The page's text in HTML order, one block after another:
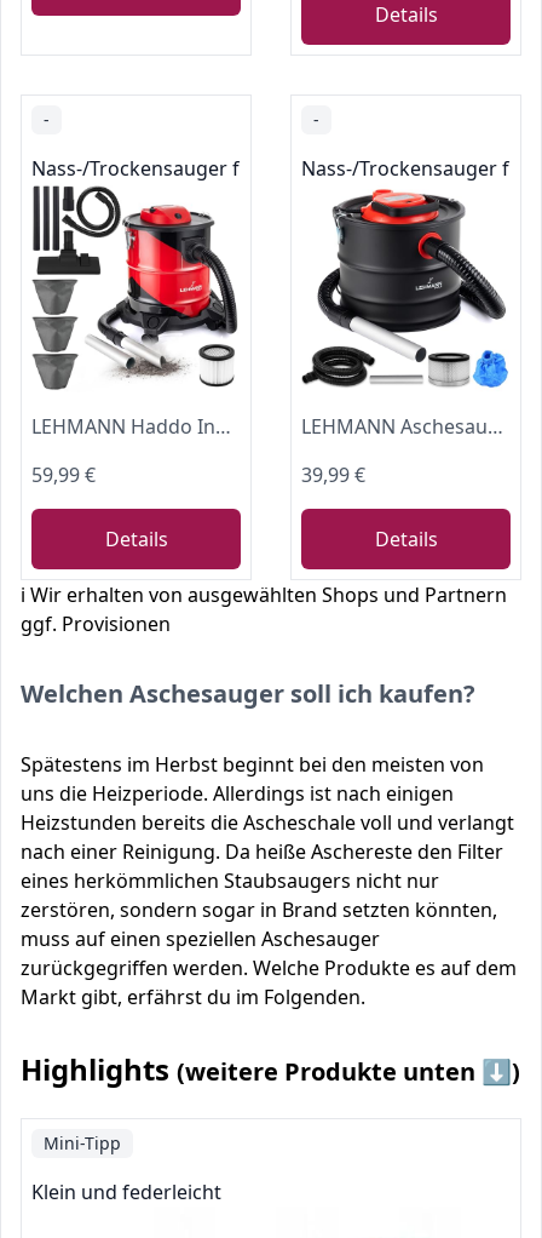
Details
-
Nass-/Trockensauger für Werkstätten
LEHMANN Haddo Industriestaubsauger 2000W | Aschesauger für Kamin mit Doppelfilteranlage | Kaminsauger Ascheschlucker | Nass Trockensauger mit 20 Liter Edelstahltank, Rot/Schwarz
59,99 €
Details
-
Nass-/Trockensauger für
LEHMANN Aschesauger 15L - Kaminsauger für hohe Temperaturen - robustem Metalltank - Waschbar HEPA-Filter im Metallgehäuse - Blasfunktion - Aschestaubsauger ideal für Kamin, Pelletofen und Grill
39,99 €
Details
ℹ️ Wir erhalten von ausgewählten Shops und Partnern
ggf. Provisionen
Welchen Aschesauger soll ich kaufen?
Spätestens im Herbst beginnt bei den meisten von
uns die Heizperiode. Allerdings ist nach einigen
Heizstunden bereits die Ascheschale voll und verlangt
nach einer Reinigung. Da heiße Aschereste den Filter
eines herkömmlichen Staubsaugers nicht nur
zerstören, sondern sogar in Brand setzten könnten,
muss auf einen speziellen Aschesauger
zurückgegriffen werden. Welche Produkte es auf dem
Markt gibt, erfährst du im Folgenden.
Highlights (weitere Produkte unten ⬇️)
Mini-Tipp
Klein und federleicht